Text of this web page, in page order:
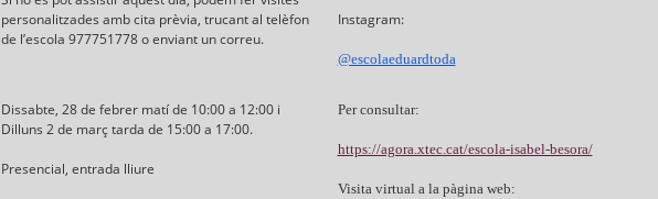
personalitzades amb cita prèvia, trucant al telèfon
de l’escola 977751778 o enviant un correu.
Instagram:
@escolaeduardtoda
Dissabte, 28 de febrer matí de 10:00 a 12:00 i
Dilluns 2 de març tarda de 15:00 a 17:00.
Presencial, entrada lliure
Per consultar:
https://agora.xtec.cat/escola-isabel-besora/
Visita virtual a la pàgina web: